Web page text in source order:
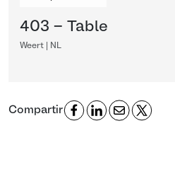
403 - Table
Weert | NL
Compartir